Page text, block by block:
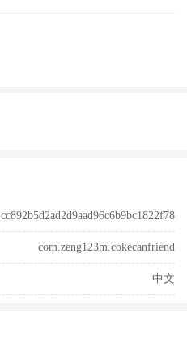
cc892b5d2ad2d9aad96c6b9bc1822f78
com.zeng123m.cokecanfriend
中文